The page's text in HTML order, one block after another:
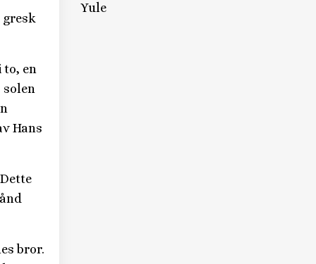
gresk
to, en
Hans
bror.
Yule